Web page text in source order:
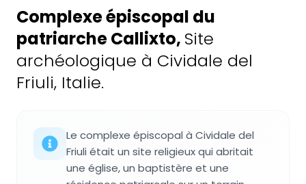
Complexe épiscopal du
patriarche Callixto, Site
archéologique à Cividale del
Friuli, Italie.
Le complexe épiscopal à Cividale del
Friuli était un site religieux qui abritait
une église, un baptistère et une